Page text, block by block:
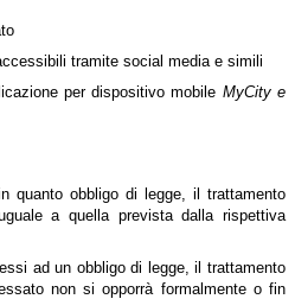
tramite social media e simili
per dispositivo mobile MyCity e
quanto obbligo di legge, il trattamento
a quella prevista dalla rispettiva
ad un obbligo di legge, il trattamento
non si opporrà formalmente o fin